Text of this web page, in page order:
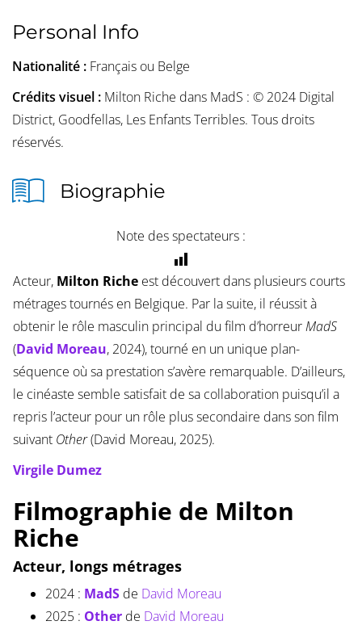
Personal Info
Nationalité : Français ou Belge
Crédits visuel : Milton Riche dans MadS : © 2024 Digital
District, Goodfellas, Les Enfants Terribles. Tous droits
réservés.
Biographie
Note des spectateurs :
Acteur, Milton Richeest découvert dans plusieurs courts
métrages tournés en Belgique. Par la suite, il réussit à
obtenir le rôle masculin principal du film d’horreurMadS
(David Moreau, 2024), tourné en un unique plan-
séquence où sa prestation s’avère remarquable. D’ailleurs,
le cinéaste semble satisfait de sa collaboration puisqu’il a
repris l’acteur pour un rôle plus secondaire dans son film
suivant Other(David Moreau, 2025).
Virgile Dumez
Filmographie de Milton
Riche
Acteur, longs métrages
2024 : MadSde David Moreau
2025 : Otherde David Moreau